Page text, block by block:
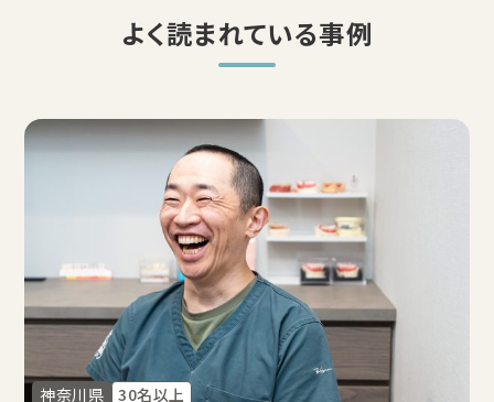
よく読まれている事例
神奈川県 30名以上